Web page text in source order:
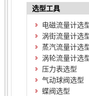
选型工具
电磁流量计选
涡街流量计选
蒸汽流量计选
涡轮流量计选
压力表选型
气动球阀选型
蝶阀选型